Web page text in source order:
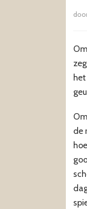
Om
de